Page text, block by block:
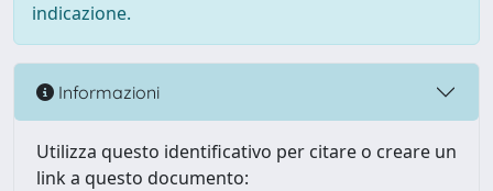
indicazione.
Informazioni
Utilizza questo identificativo per citare o creare un
link a questo documento: